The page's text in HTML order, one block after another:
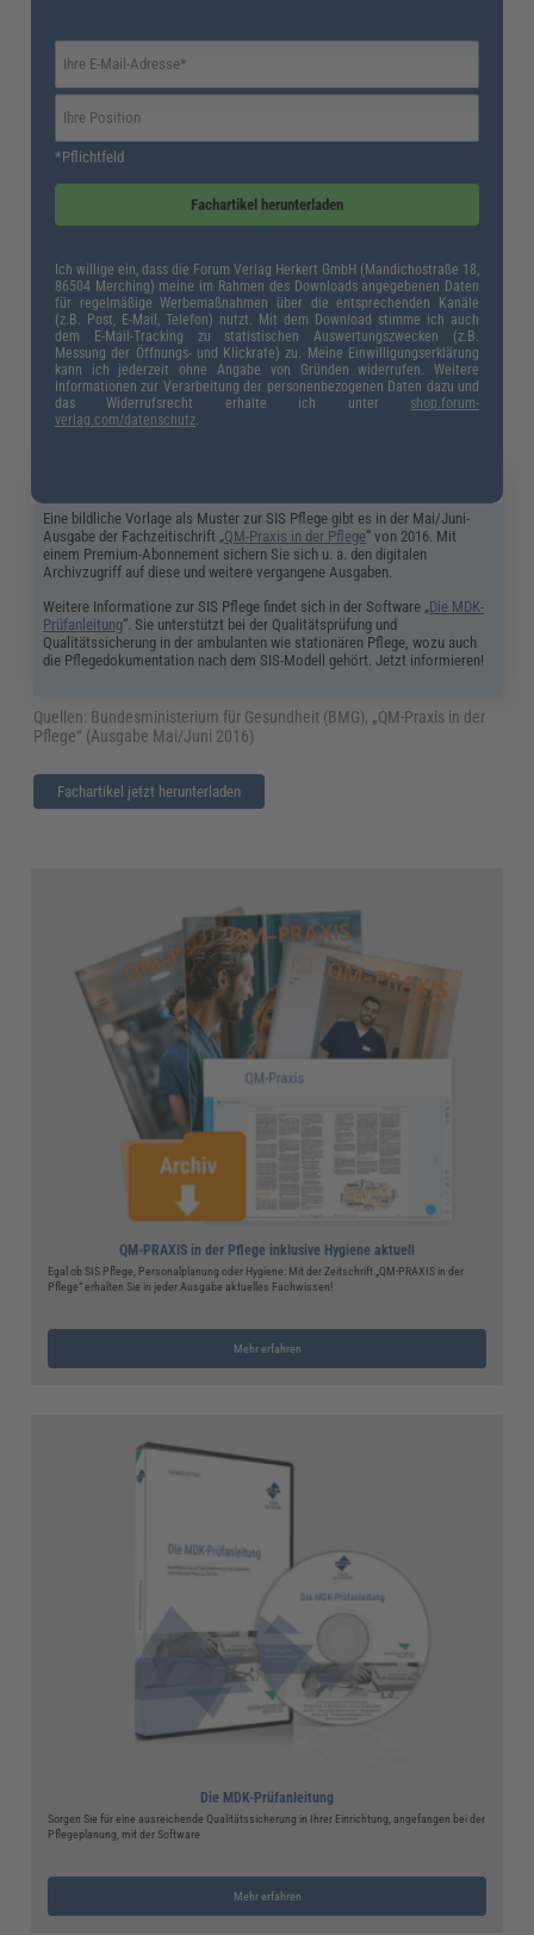
*Pflichtfeld
Fachartikel herunterladen
Ich willige ein, dass die Forum Verlag Herkert GmbH (Mandichostraße 18,
86504 Merching) meine im Rahmen des Downloads angegebenen Daten
für regelmäßige Werbemaßnahmen über die entsprechenden Kanäle
(z.B. Post, E-Mail, Telefon) nutzt. Mit dem Download stimme ich auch
dem E-Mail-Tracking zu statistischen Auswertungszwecken (z.B.
Messung der Öffnungs- und Klickrate) zu. Meine Einwilligungserklärung
kann ich jederzeit ohne Angabe von Gründen widerrufen. Weitere
Informationen zur Verarbeitung der personenbezogenen Daten dazu und
das Widerrufsrecht erhalte ich unter shop.forum-
verlag.com/datenschutz.
Mithilfe der Themenfelder und der Risikomatrix der SIS Pflege lässt sich im
individuellen Bedürfnisse der pflegebedürftigen Person angepasst sein. Dafür
werden die Maßnahmen im
Absprache mit Angehörigen oder einer Betreuungsperson.
Eine bildliche Vorlage als Muster zur SIS Pflege gibt es in der Mai/Juni-
Ausgabe der Fachzeitischrift „QM-Praxis in der Pflege“ von 2016. Mit
einem Premium-Abonnement sichern Sie sich u. a. den digitalen
Archivzugriff auf diese und weitere vergangene Ausgaben.
Weitere Informatione zur SIS Pflege findet sich in der Software „Die MDK-
Prüfanleitung“. Sie unterstützt bei der Qualitätsprüfung und
Qualitätssicherung in der ambulanten wie stationären Pflege, wozu auch
die Pflegedokumentation nach dem SIS-Modell gehört. Jetzt informieren!
Quellen: Bundesministerium für Gesundheit (BMG), „QM-Praxis in der
Pflege“ (Ausgabe Mai/Juni 2016)
Fachartikel jetzt herunterladen
QM-PRAXIS in der Pflege inklusive Hygiene aktuell
Egal ob SIS Pflege, Personalplanung oder Hygiene: Mit der Zeitschrift „QM-PRAXIS in der
Pflege“ erhalten Sie in jeder Ausgabe aktuelles Fachwissen!
Mehr erfahren
Die MDK-Prüfanleitung
Sorgen Sie für eine ausreichende Qualitätssicherung in Ihrer Einrichtung, angefangen bei der
Pflegeplanung, mit der Software
Mehr erfahren